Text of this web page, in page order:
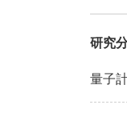
研究
量子